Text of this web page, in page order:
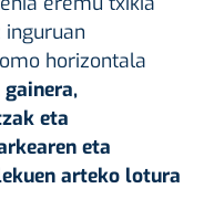
horizontala
eta
eta
arteko lotura